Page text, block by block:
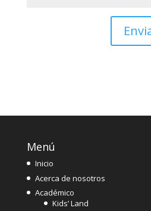
Menú
Inicio
Acerca de nosotros
Académico
Kids’ Land